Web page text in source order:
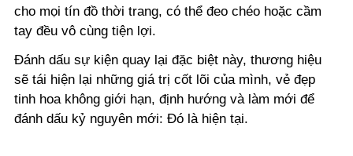
cho mọi tín đồ thời trang, có thể đeo chéo hoặc cầm
tay đều vô cùng tiện lợi.
Đánh dấu sự kiện quay lại đặc biệt này, thương hiệu
sẽ tái hiện lại những giá trị cốt lõi của mình, vẻ đẹp
tinh hoa không giới hạn, định hướng và làm mới để
đánh dấu kỷ nguyên mới: Đó là hiện tại.